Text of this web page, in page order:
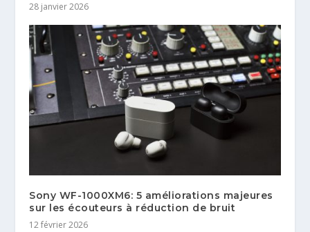
28 janvier 2026
Sony WF-1000XM6: 5 améliorations majeures
sur les écouteurs à réduction de bruit
12 février 2026